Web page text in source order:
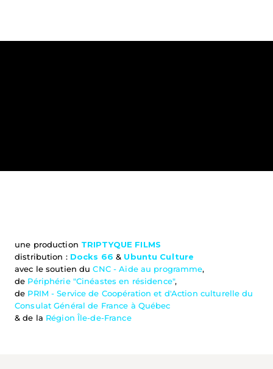
une production TRIPTYQUE FILMS
distribution : Docks 66 & Ubuntu Culture
avec le soutien du CNC - Aide au programme,
de Périphérie "Cinéastes en résidence",
de PRIM - Service de Coopération et d'Action culturelle du
Consulat Général de France à Québec
& de la Région Île-de-France